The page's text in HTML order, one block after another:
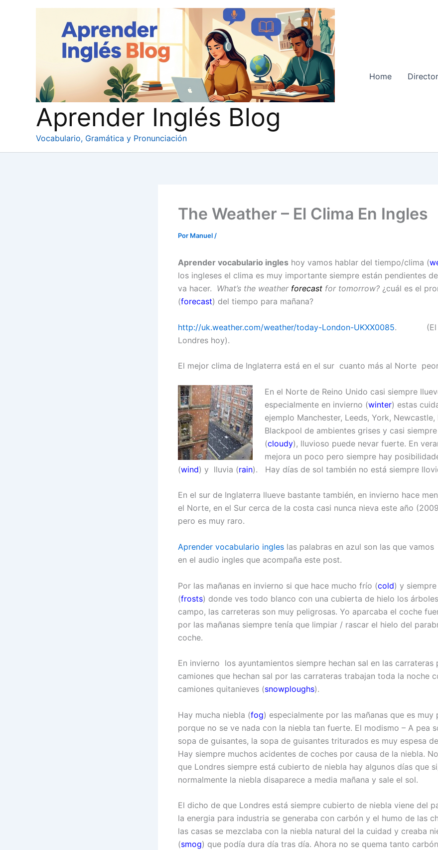
Aprender Inglés Blog
Vocabulario, Gramática y Pronunciación
Home
The Weather – El Clima En Ingles
Por Manuel /
Aprender vocabulario ingles hoy vamos hablar del tiempo/clima (
los ingleses el clima es muy importante siempre están pendientes
va hacer. What’s the weather forecast for tomorrow? ¿cuál es el
(forecast) del tiempo para mañana?
http://uk.weather.com/weather/today-London-UKXX0085. (El
Londres hoy).
El mejor clima de Inglaterra está en el sur cuanto más al Norte
En el Norte de Reino Unido casi siempre
especialmente en invierno (winter) estas
ejemplo Manchester, Leeds, York,
Blackpool de ambientes grises y casi
(cloudy), lluvioso puede nevar fuerte. En
mejora un poco pero siempre hay
(wind) y lluvia (rain). Hay días de sol también no está siempre
En el sur de Inglaterra llueve bastante también, en invierno hace
el Norte, en el Sur cerca de la costa casi nunca nieva este año
pero es muy raro.
Aprender vocabulario ingles las palabras en azul son las que
en el audio ingles que acompaña este post.
Por las mañanas en invierno si que hace mucho frío (cold) y
(frosts) donde ves todo blanco con una cubierta de hielo los
campo, las carreteras son muy peligrosas. Yo aparcaba el coche
por las mañanas siempre tenía que limpiar / rascar el hielo del
coche.
En invierno los ayuntamientos siempre hechan sal en las carrateras
camiones que hechan sal por las carrateras trabajan toda la noche
camiones quitanieves (snowploughs).
Hay mucha niebla (fog) especialmente por las mañanas que es muy
porque no se ve nada con la niebla tan fuerte. El modismo – A pea
sopa de guisantes, la sopa de guisantes triturados es muy espesa
Hay siempre muchos acidentes de coches por causa de la niebla.
que Londres siempre está cubierto de niebla hay algunos días que
normalmente la niebla disaparece a media mañana y sale el sol.
El dicho de que Londres está siempre cubierto de niebla viene del
la energia para industria se generaba con carbón y el humo de las
las casas se mezclaba con la niebla natural del la cuidad y creaba
(smog) que podía dura día tras día. Ahora no se quema tanto